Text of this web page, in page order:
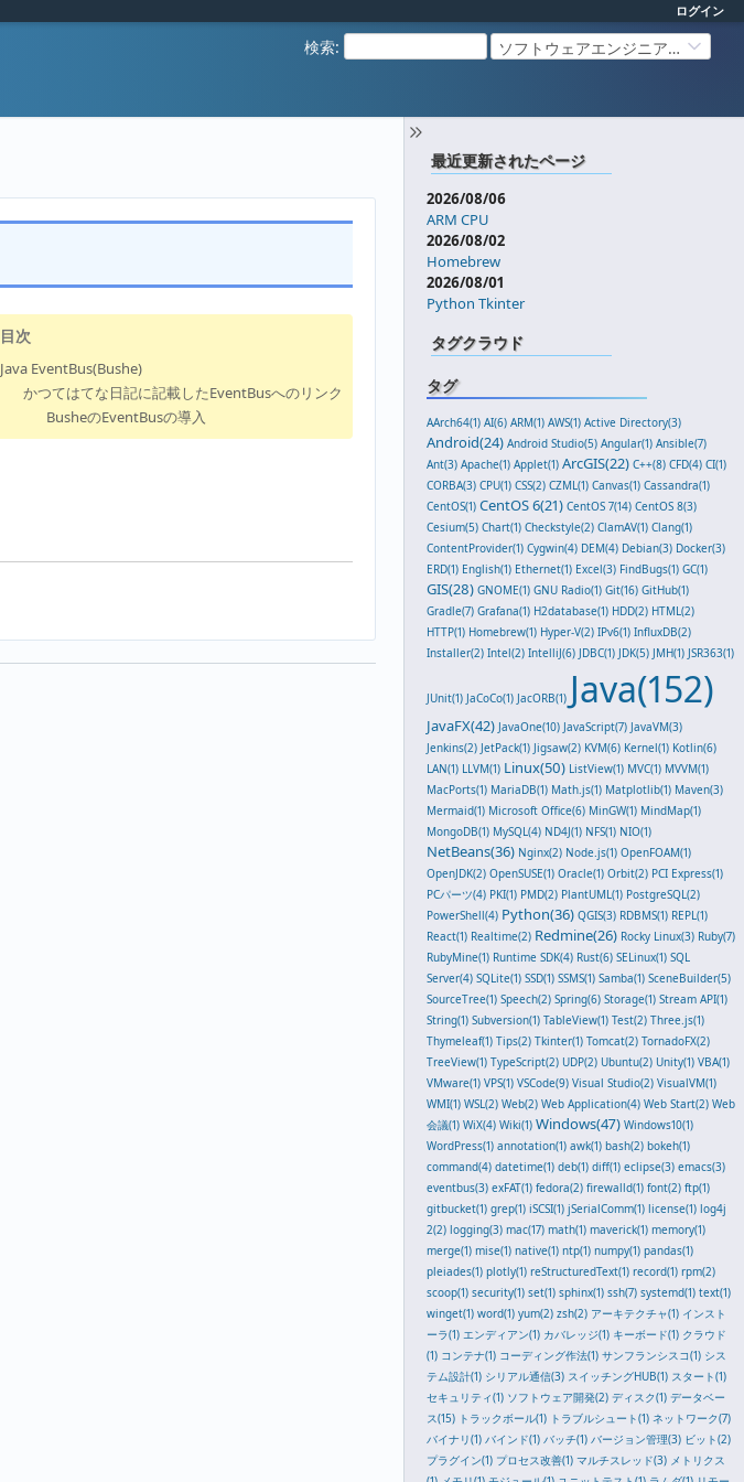
ログイン
検索: ソフトウェアエンジニアリング
最近更新されたページ
2026/08/06
ARM CPU
2026/08/02
Homebrew
2026/08/01
Python Tkinter
タグクラウド
タグ
AArch64(1) AI(6) ARM(1) AWS(1) Active Directory(3)
Android(24) Android Studio(5) Angular(1) Ansible(7)
Ant(3) Apache(1) Applet(1) ArcGIS(22) C++(8) CFD(4) CI(1)
CORBA(3) CPU(1) CSS(2) CZML(1) Canvas(1) Cassandra(1)
CentOS(1) CentOS 6(21) CentOS 7(14) CentOS 8(3)
Cesium(5) Chart(1) Checkstyle(2) ClamAV(1) Clang(1)
ContentProvider(1) Cygwin(4) DEM(4) Debian(3) Docker(3)
ERD(1) English(1) Ethernet(1) Excel(3) FindBugs(1) GC(1)
GIS(28) GNOME(1) GNU Radio(1) Git(16) GitHub(1)
Gradle(7) Grafana(1) H2database(1) HDD(2) HTML(2)
HTTP(1) Homebrew(1) Hyper-V(2) IPv6(1) InfluxDB(2)
Installer(2) Intel(2) IntelliJ(6) JDBC(1) JDK(5) JMH(1) JSR363(1)
JUnit(1) JaCoCo(1) JacORB(1) Java(152)
JavaFX(42) JavaOne(10) JavaScript(7) JavaVM(3)
Jenkins(2) JetPack(1) Jigsaw(2) KVM(6) Kernel(1) Kotlin(6)
LAN(1) LLVM(1) Linux(50) ListView(1) MVC(1) MVVM(1)
MacPorts(1) MariaDB(1) Math.js(1) Matplotlib(1) Maven(3)
Mermaid(1) Microsoft Office(6) MinGW(1) MindMap(1)
MongoDB(1) MySQL(4) ND4J(1) NFS(1) NIO(1)
NetBeans(36) Nginx(2) Node.js(1) OpenFOAM(1)
OpenJDK(2) OpenSUSE(1) Oracle(1) Orbit(2) PCI Express(1)
PCパーツ(4) PKI(1) PMD(2) PlantUML(1) PostgreSQL(2)
PowerShell(4) Python(36) QGIS(3) RDBMS(1) REPL(1)
React(1) Realtime(2) Redmine(26) Rocky Linux(3) Ruby(7)
RubyMine(1) Runtime SDK(4) Rust(6) SELinux(1) SQL
Server(4) SQLite(1) SSD(1) SSMS(1) Samba(1) SceneBuilder(5)
SourceTree(1) Speech(2) Spring(6) Storage(1) Stream API(1)
String(1) Subversion(1) TableView(1) Test(2) Three.js(1)
Thymeleaf(1) Tips(2) Tkinter(1) Tomcat(2) TornadoFX(2)
TreeView(1) TypeScript(2) UDP(2) Ubuntu(2) Unity(1) VBA(1)
VMware(1) VPS(1) VSCode(9) Visual Studio(2) VisualVM(1)
WMI(1) WSL(2) Web(2) Web Application(4) Web Start(2) Web
会議(1) WiX(4) Wiki(1) Windows(47) Windows10(1)
WordPress(1) annotation(1) awk(1) bash(2) bokeh(1)
command(4) datetime(1) deb(1) diff(1) eclipse(3) emacs(3)
eventbus(3) exFAT(1) fedora(2) firewalld(1) font(2) ftp(1)
gitbucket(1) grep(1) iSCSI(1) jSerialComm(1) license(1) log4j
2(2) logging(3) mac(17) math(1) maverick(1) memory(1)
merge(1) mise(1) native(1) ntp(1) numpy(1) pandas(1)
pleiades(1) plotly(1) reStructuredText(1) record(1) rpm(2)
scoop(1) security(1) set(1) sphinx(1) ssh(7) systemd(1) text(1)
winget(1) word(1) yum(2) zsh(2) アーキテクチャ(1) インスト
ーラ(1) エンディアン(1) カバレッジ(1) キーボード(1) クラウド
(1) コンテナ(1) コーディング作法(1) サンフランシスコ(1) シス
テム設計(1) シリアル通信(3) スイッチングHUB(1) スタート(1)
セキュリティ(1) ソフトウェア開発(2) ディスク(1) データベー
ス(15) トラックボール(1) トラブルシュート(1) ネットワーク(7)
バイナリ(1) バインド(1) バッチ(1) バージョン管理(3) ビット(2)
プラグイン(1) プロセス改善(1) マルチスレッド(3) メトリクス
目次
Java EventBus(Bushe)
かつてはてな日記に記載したEventBusへのリンク
BusheのEventBusの導入